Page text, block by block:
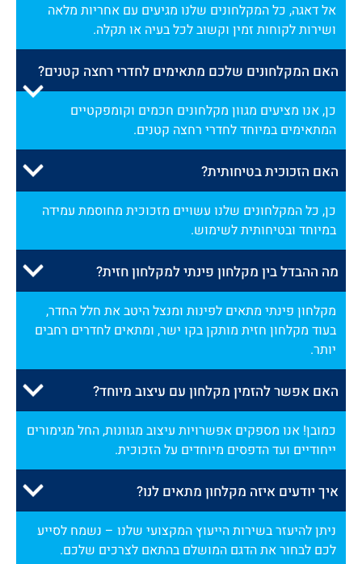
אל דאגה, כל המקלחונים שלנו מגיעים עם אחריות מלאה
ושירות לקוחות זמין וקשוב לכל בעיה או תקלה.
האם המקלחונים שלכם מתאימים לחדרי רחצה קטנים?
כן, אנו מציעים מגוון מקלחונים חכמים וקומפקטיים
המתאימים במיוחד לחדרי רחצה קטנים.
האם הזכוכית בטיחותית?
כן, כל המקלחונים שלנו עשויים מזכוכית מחוסמת עמידה
במיוחד ובטיחותית לשימוש.
מה ההבדל בין מקלחון פינתי למקלחון חזית?
מקלחון פינתי מתאים לפינות ומנצל היטב את חלל החדר,
בעוד מקלחון חזית מותקן בקו ישר, ומתאים לחדרים רחבים
יותר.
האם אפשר להזמין מקלחון עם עיצוב מיוחד?
כמובן! אנו מספקים אפשרויות עיצוב מגוונות, החל מגימורים
ייחודיים ועד הדפסים מיוחדים על הזכוכית.
איך יודעים איזה מקלחון מתאים לנו?
ניתן להיעזר בשירות הייעוץ המקצועי שלנו – נשמח לסייע
לכם לבחור את הדגם המושלם בהתאם לצרכים שלכם.